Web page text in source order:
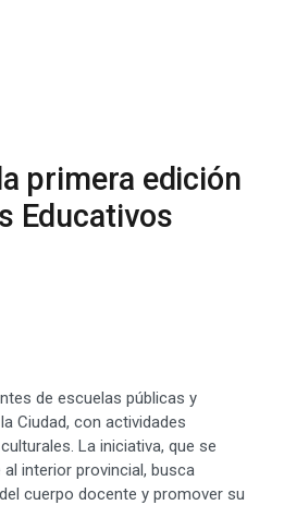
primera edición
Educativos
de escuelas públicas y
Ciudad, con actividades
La iniciativa, que se
interior provincial, busca
cuerpo docente y promover su